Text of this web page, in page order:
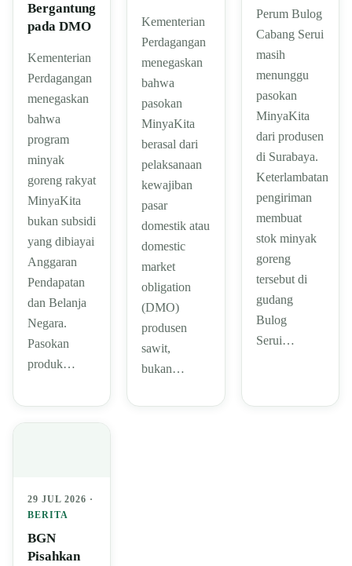
Bergantung
pada DMO
Kementerian
Perdagangan
menegaskan
bahwa
program
minyak
goreng rakyat
MinyaKita
bukan subsidi
yang dibiayai
Anggaran
Pendapatan
dan Belanja
Negara.
Pasokan
produk…
Kementerian
Perdagangan
menegaskan
bahwa
pasokan
MinyaKita
berasal dari
pelaksanaan
kewajiban
pasar
domestik atau
domestic
market
obligation
(DMO)
produsen
sawit,
bukan…
Perum Bulog
Cabang Serui
masih
menunggu
pasokan
MinyaKita
dari produsen
di Surabaya.
Keterlambatan
pengiriman
membuat
stok minyak
goreng
tersebut di
gudang
Bulog
Serui…
29 JUL 2026 ·
BERITA
BGN
Pisahkan